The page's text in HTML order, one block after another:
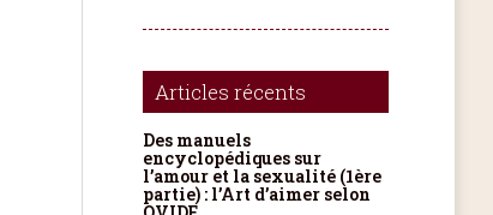
Articles récents
Des manuels
encyclopédiques sur
l’amour et la sexualité (1ère
partie) : l’Art d’aimer selon